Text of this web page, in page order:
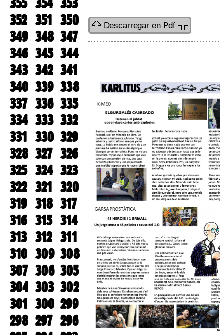
352 351 350
349 348 347
346 345 344
343 342 341
340 339 338
337 336 335
334 333 332
331 330 329
328 327 326
325 324 323
322 321 320
319 318 317
316 315 314
313 312 311
310 309 308
307 306 305
304 303 302
301 300 299
298 297 296
Descarregar en Pdf